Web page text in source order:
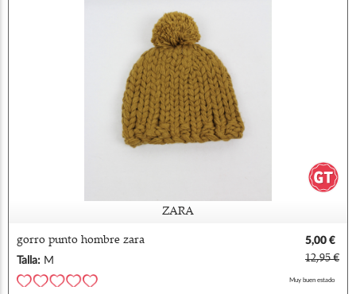
ZARA
gorro punto hombre zara
5,00 €
Talla: M 12,95 €
Muy buen estado